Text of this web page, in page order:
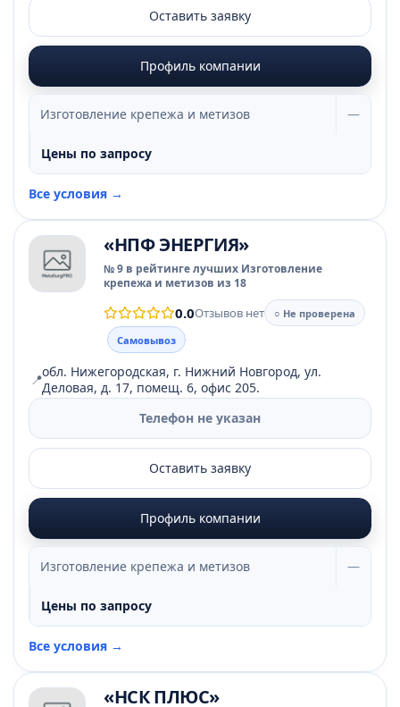
Оставить заявку
Профиль компании
Изготовление крепежа и метизов —
Цены по запросу
Все условия →
«НПФ ЭНЕРГИЯ»
№ 9 в рейтинге лучших Изготовление
крепежа и метизов из 18
0.0Отзывов нет
○ Не проверена
Самовывоз
📍обл. Нижегородская, г. Нижний Новгород, ул.
Деловая, д. 17, помещ. 6, офис 205.
Телефон не указан
Оставить заявку
Профиль компании
Изготовление крепежа и метизов —
Цены по запросу
Все условия →
«НСК ПЛЮС»